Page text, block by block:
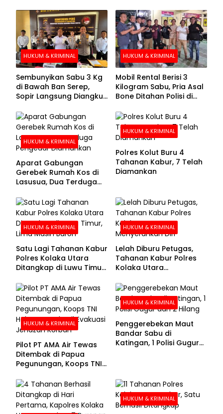
Pengejaran
HUKUM & KRIMINAL
Sembunyikan Sabu 3 Kg
di Bawah Ban Serep,
Sopir Langsung Diangkut
HUKUM & KRIMINAL
Mobil Rental Berisi 3
Kilogram Sabu, Pria Asal
Bone Ditahan Polisi di
HUKUM & KRIMINAL
Aparat Gabungan
Gerebek Rumah Kos di
Lasusua, Dua Terduga
HUKUM & KRIMINAL
Polres Kolut Buru 4
Tahanan Kabur, 7 Telah
Diamankan
HUKUM & KRIMINAL
Satu Lagi Tahanan Kabur
Polres Kolaka Utara
Ditangkap di Luwu Timur,
HUKUM & KRIMINAL
Lelah Diburu Petugas,
Tahanan Kabur Polres
Kolaka Utara
HUKUM & KRIMINAL
Pilot PT AMA Air Tewas
Ditembak di Papua
Pegunungan, Koops TNI
Evakuasi Jenazah
Korban
HUKUM & KRIMINAL
Penggerebekan Maut
Bandar Sabu di
Katingan, 1 Polisi Gugur
HUKUM & KRIMINAL